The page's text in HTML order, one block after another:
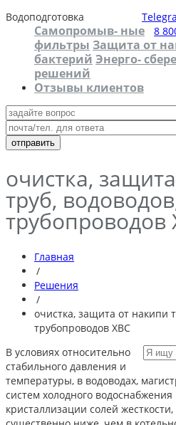
Водоподготовка
8
Самопромыв- ные
фильтры Защита от
бактерий Энерго-
решений
Отзывы клиентов
очистка,
труб,
трубопроводов
Главная
/
Решения
/
очистка, защита от накипи
трубопроводов ХВС
В условиях относительно
стабильного давления и
температуры, в водоводах,
систем холодного
кристаллизации солей